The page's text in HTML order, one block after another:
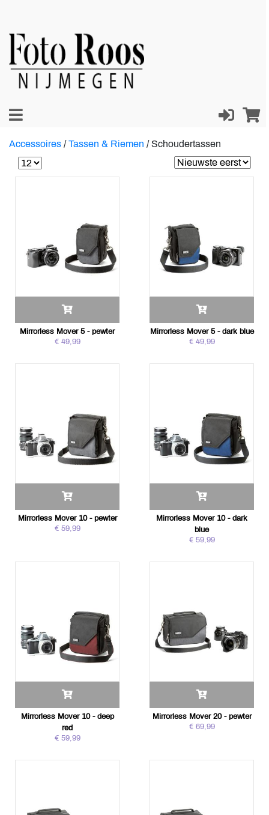
Accessoires / Tassen & Riemen /Schoudertassen
Mirrorless Mover 5 - pewter
€ 49,99
Mirrorless Mover 5 - dark blue
€ 49,99
Mirrorless Mover 10 - pewter
€ 59,99
Mirrorless Mover 10 - dark
blue
€ 59,99
Mirrorless Mover 10 - deep
red
€ 59,99
Mirrorless Mover 20 - pewter
€ 69,99